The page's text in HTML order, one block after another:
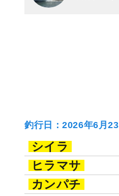
釣行日：2026年6月
シイラ
ヒラマサ
カンパチ